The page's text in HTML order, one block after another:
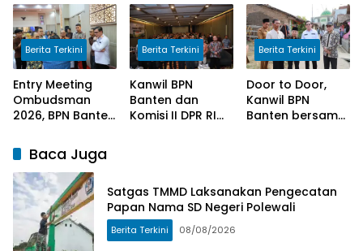
Negeri Polewali
Awareness
Pengoperasian
PLTU Labuan
untuk Perkuat
Keandalan
Pasokan Listrik
Pekerjaan
Program
Manunggal Air
Bersih di Desa
Umbele
Berita Terkini
Entry Meeting
Ombudsman
2026, BPN Banten
Pelayanan Publik
yang Berkualitas
Bagi Masyarakat
Berita Terkini
Kanwil BPN
Banten dan
Komisi II DPR RI
Berita Terkini
Door to Door,
Kanwil BPN
Banten bersama
Masyarakat
Baca Juga
Satgas TMMD Laksanakan Pengecatan
Papan Nama SD Negeri Polewali
Berita Terkini 08/08/2026